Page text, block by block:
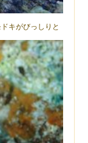
キがびっしりと